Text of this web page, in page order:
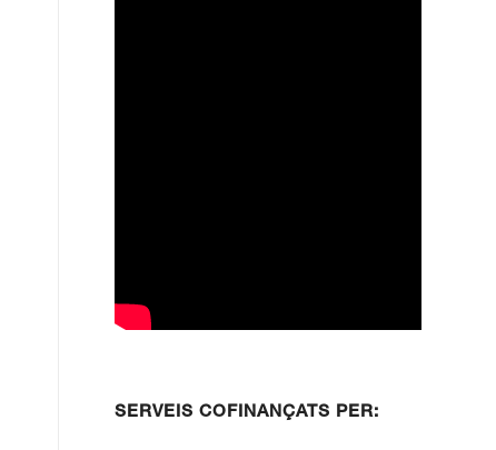
SERVEIS COFINANÇATS PER: